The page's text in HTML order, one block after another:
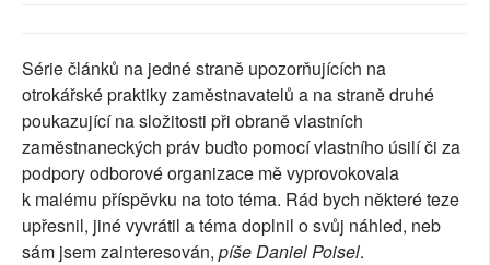
AUTOŘI
PŘÍSPĚVKY NA PROVOZ
SOCIÁLNÍ SÍTĚ
RUBRIKY
Série článků na jedné straně upozorňujících na
otrokářské praktiky zaměstnavatelů a na straně druhé
poukazující na složitosti při obraně vlastních
zaměstnaneckých práv buďto pomocí vlastního úsilí či za
podpory odborové organizace mě vyprovokovala
k malému příspěvku na toto téma. Rád bych některé teze
upřesnil, jiné vyvrátil a téma doplnil o svůj náhled, neb
sám jsem zainteresován, píše Daniel Poisel.